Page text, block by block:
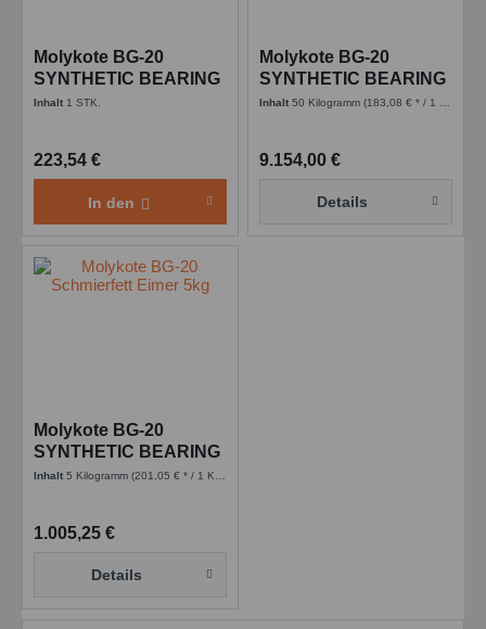
Molykote BG-20
SYNTHETIC BEARING
GREASE - 1 kg Dose
Inhalt 1 STK.
223,54 €
In den
Molykote BG-20
SYNTHETIC BEARING
GREASE - 50 kg Eimer
Inhalt50 Kilogramm(183,08 € * / 1 Kilogramm)
9.154,00 €
Details
Molykote BG-20
SYNTHETIC BEARING
GREASE - 5 kg Eimer
Inhalt5 Kilogramm(201,05 € * / 1 Kilogramm)
1.005,25 €
Details